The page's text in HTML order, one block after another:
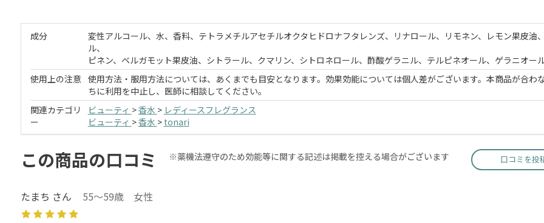
成分
変性アルコール、水、香料、テトラメチルアセチルオクタヒドロナフタレンズ、リナロール、リモネン、レモン果皮油
ル、
ピネン、ベルガモット果皮油、シトラール、クマリン、シトロネロール、酢酸ゲラニル、テルピネオール、ゲラニオー
使用上の注意 使用方法・服用方法については、あくまでも目安となります。効果効能については個人差がございます。本商品が合わ
ちに利用を中止し、医師に相談してください。
関連カテゴリ
ー
ビューティ >香水 > レディースフレグランス
ビューティ >香水 > tonari
この商品の口コミ ※薬機法遵守のため効能等に関する記述は掲載を控える場合がございます 口コミを投
たまち さん 55～59歳 女性